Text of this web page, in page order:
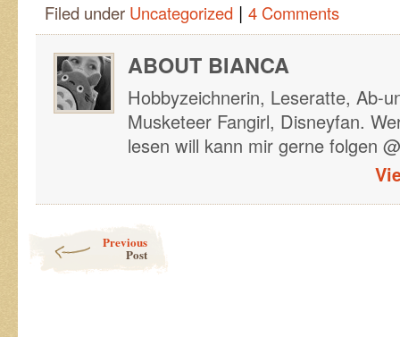
Filed under Uncategorized | 4 Comments
ABOUT BIANCA
Hobbyzeichnerin, Leseratte, Ab-
Musketeer Fangirl, Disneyfan.
lesen will kann mir gerne folgen
Previous
Post